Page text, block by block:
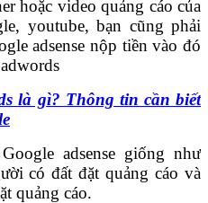
hoặc video quảng cáo của
youtube, bạn cũng phải
adsense nộp tiền vào đó
là gì? Thông tin cần biết
adsense giống như
có đất đặt quảng cáo và
quảng cáo.